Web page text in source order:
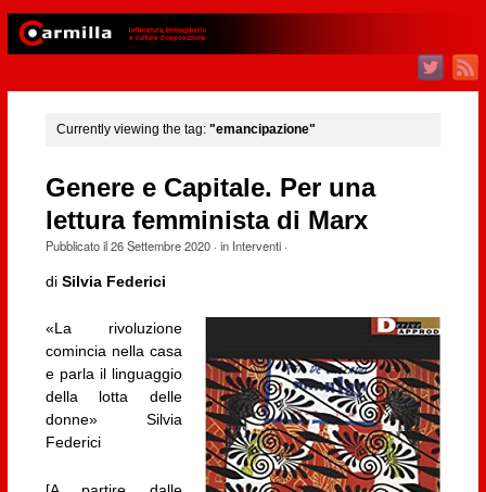
Currently viewing the tag: "emancipazione"
Genere e Capitale. Per una
lettura femminista di Marx
Pubblicato il26 Settembre 2020· in Interventi·
di Silvia Federici
«La rivoluzione
comincia nella casa
e parla il linguaggio
della lotta delle
donne» Silvia
Federici